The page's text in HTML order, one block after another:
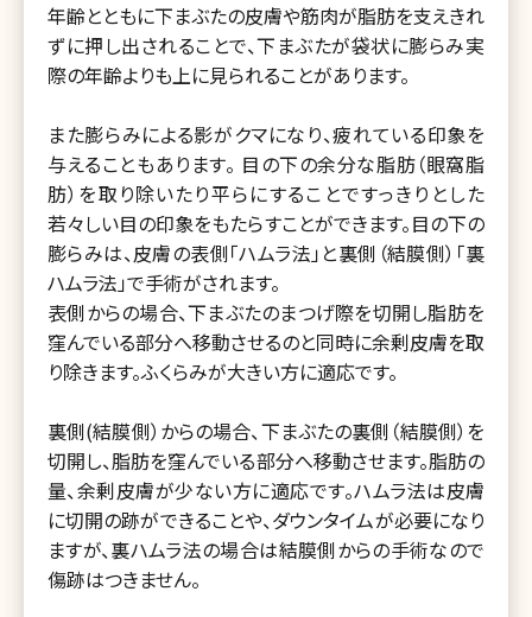
年齢とともに下まぶたの皮膚や筋肉が脂肪を支えきれ
ずに押し出されることで、下まぶたが袋状に膨らみ実
際の年齢よりも上に見られることがあります。
また膨らみによる影がクマになり、疲れている印象を
与えることもあります。 目の下の余分な脂肪（眼窩脂
肪）を取り除いたり平らにすることですっきりとした
若々しい目の印象をもたらすことができます。目の下の
膨らみは、皮膚の表側「ハムラ法」と裏側（結膜側）「裏
ハムラ法」で手術がされます。
表側からの場合、下まぶたのまつげ際を切開し脂肪を
窪んでいる部分へ移動させるのと同時に余剰皮膚を取
り除きます。ふくらみが大きい方に適応です。
裏側(結膜側）からの場合、下まぶたの裏側（結膜側）を
切開し、脂肪を窪んでいる部分へ移動させます。脂肪の
量、余剰皮膚が少ない方に適応です。ハムラ法は皮膚
に切開の跡ができることや、ダウンタイムが必要になり
ますが、裏ハムラ法の場合は結膜側からの手術なので
傷跡はつきません。